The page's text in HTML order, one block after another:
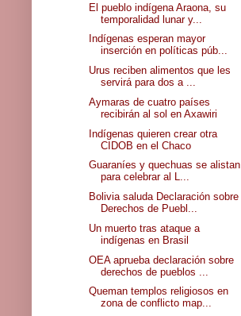
El pueblo indígena Araona, su
temporalidad lunar y...
Indígenas esperan mayor
inserción en políticas púb...
Urus reciben alimentos que les
servirá para dos a ...
Aymaras de cuatro países
recibirán al sol en Axawiri
Indígenas quieren crear otra
CIDOB en el Chaco
Guaraníes y quechuas se alistan
para celebrar al L...
Bolivia saluda Declaración sobre
Derechos de Puebl...
Un muerto tras ataque a
indígenas en Brasil
OEA aprueba declaración sobre
derechos de pueblos ...
Queman templos religiosos en
zona de conflicto map...